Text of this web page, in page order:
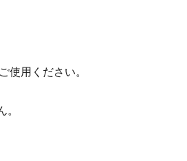
使用ください。